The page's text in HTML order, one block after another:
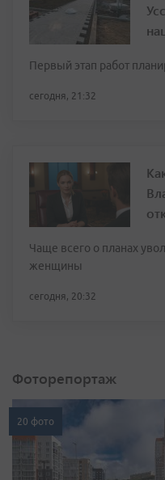
Первый этап работ
сегодня, 21:32
Чаще всего о планах
женщины
сегодня, 20:32
Фоторепортаж
20 фото